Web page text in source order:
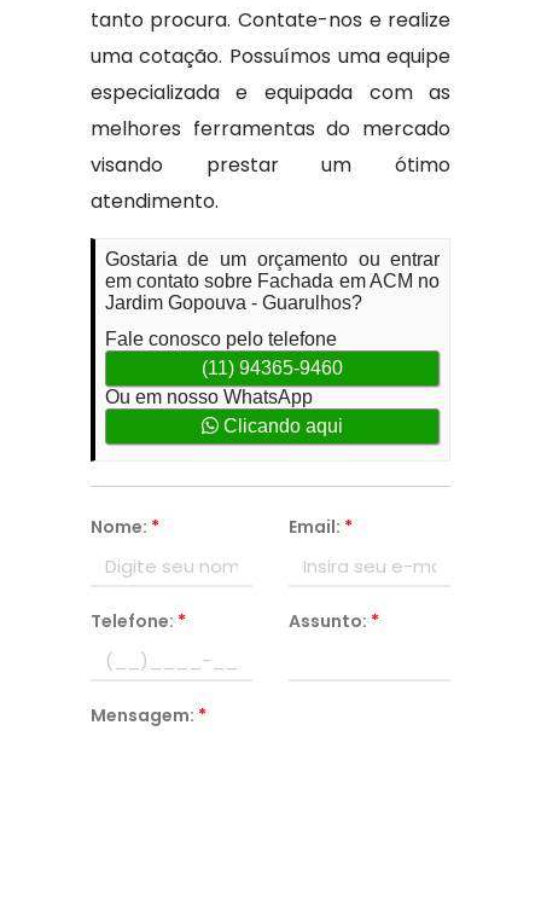
tanto procura. Contate-nos e realize
uma cotação. Possuímos uma equipe
especializada e equipada com as
melhores ferramentas do mercado
visando prestar um ótimo
atendimento.
Gostaria de um orçamento ou entrar
em contato sobre Fachada em ACM no
Jardim Gopouva - Guarulhos?
Fale conosco pelo telefone
(11) 94365-9460
Ou em nosso WhatsApp
Clicando aqui
Nome: * Email: *
Telefone: * Assunto: *
Mensagem: *